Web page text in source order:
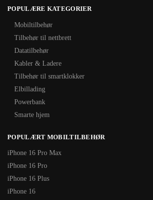
POPULÆRE KATEGORIER
Mobiltilbehør
Tilbehør til nettbrett
Datatilbehør
Kabler & Ladere
Tilbehør til smartklokker
Elbillading
Powerbank
Smarte hjem
POPULÆRT MOBILTILBEHØR
iPhone 16 Pro Max
iPhone 16 Pro
iPhone 16 Plus
iPhone 16